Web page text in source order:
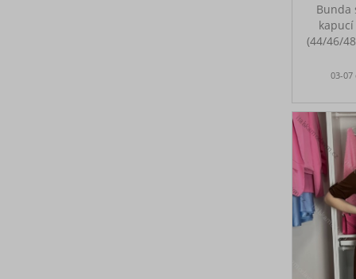
Bunda
(44/46/48
kapucí
velikost
zboží:
cm,
03-